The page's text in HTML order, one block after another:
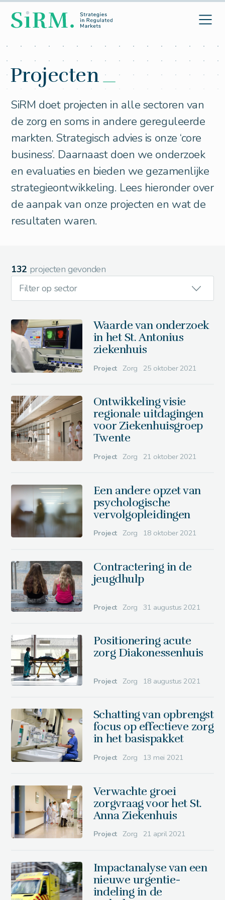
Projecten
SiRM doet projecten in alle sectoren van
de zorg en soms in andere gereguleerde
markten. Strategisch advies is onze ‘core
business’. Daarnaast doen we onderzoek
en evaluaties en bieden we gezamenlijke
strategieontwikkeling. Lees hieronder over
de aanpak van onze projecten en wat de
resultaten waren.
132 projecten gevonden
Filter op sector
Waarde van onderzoek
in het St. Antonius
ziekenhuis
Project Zorg 25 oktober 2021
Ontwikkeling visie
regionale uitdagingen
voor Ziekenhuisgroep
Twente
Project Zorg 21 oktober 2021
Een andere opzet van
psychologische
vervolgopleidingen
Project Zorg 18 oktober 2021
Contractering in de
jeugdhulp
Project Zorg 31 augustus 2021
Positionering acute
zorg Diakonessenhuis
Project Zorg 18 augustus 2021
Schatting van opbrengst
focus op effectieve zorg
in het basispakket
Project Zorg 13 mei 2021
Verwachte groei
zorgvraag voor het St.
Anna Ziekenhuis
Project Zorg 21 april 2021
Impactanalyse van een
nieuwe urgentie-
indeling in de